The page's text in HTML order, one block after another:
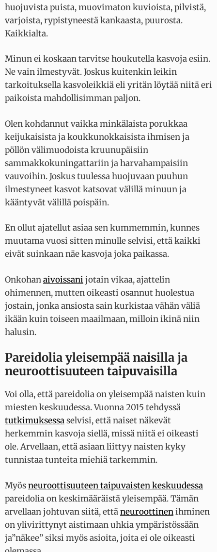
huojuvista puista, muovimaton kuvioista, pilvistä,
varjoista, rypistyneestä kankaasta, puurosta.
Kaikkialta.
Minun ei koskaan tarvitse houkutella kasvoja esiin.
Ne vain ilmestyvät. Joskus kuitenkin leikin
tarkoituksella kasvoleikkiä eli yritän löytää niitä eri
paikoista mahdollisimman paljon.
Olen kohdannut vaikka minkälaista porukkaa
keijukaisista ja koukkunokkaisista ihmisen ja
pöllön välimuodoista kruunupäisiin
sammakkokuningattariin ja harvahampaisiin
vauvoihin. Joskus tuulessa huojuvaan puuhun
ilmestyneet kasvot katsovat välillä minuun ja
kääntyvät välillä poispäin.
En ollut ajatellut asiaa sen kummemmin, kunnes
muutama vuosi sitten minulle selvisi, että kaikki
eivät suinkaan näe kasvoja joka paikassa.
Onkohanaivoissani jotain vikaa, ajattelin
ohimennen, mutten oikeasti osannut huolestua
jostain, jonka ansiosta sain kurkistaa vähän väliä
ikään kuin toiseen maailmaan, milloin ikinä niin
halusin.
Pareidolia yleisempää naisilla ja
neuroottisuuteen taipuvaisilla
Voi olla, että pareidolia on yleisempää naisten kuin
miesten keskuudessa. Vuonna 2015 tehdyssä
tutkimuksessaselvisi, että naiset näkevät
herkemmin kasvoja siellä, missä niitä ei oikeasti
ole. Arvellaan, että asiaan liittyy naisten kyky
tunnistaa tunteita miehiä tarkemmin.
Myösneuroottisuuteen taipuvaisten keskuudessa
pareidolia on keskimääräistä yleisempää. Tämän
arvellaan johtuvan siitä, ettäneuroottinenihminen
on ylivirittynyt aistimaan uhkia ympäristössään
ja”näkee” siksi myös asioita, joita ei ole oikeasti